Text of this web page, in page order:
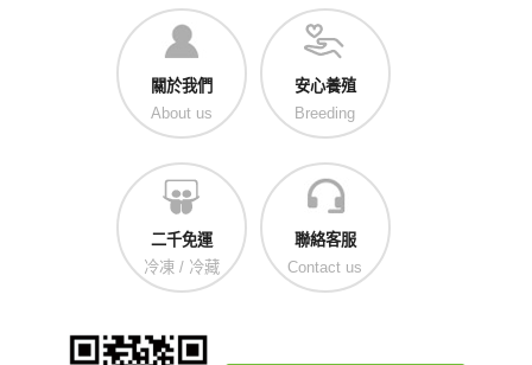
關於我們
About us
安心養殖
Breeding
二千免運
冷凍 / 冷藏
聯絡客服
Contact us